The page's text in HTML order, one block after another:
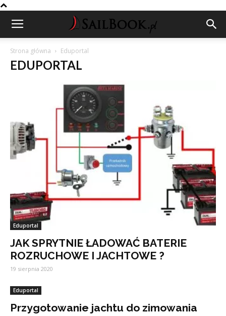
Strona główna Eduportal
EDUPORTAL
Eduportal
JAK SPRYTNIE ŁADOWAĆ BATERIE
ROZRUCHOWE I JACHTOWE ?
19 sierpnia 2020
Eduportal
Przygotowanie jachtu do zimowania